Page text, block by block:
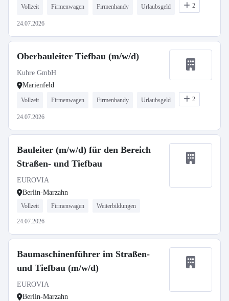
Vollzeit Firmenwagen Firmenhandy Urlaubsgeld 2
24.07.2026
Oberbauleiter Tiefbau (m/w/d)
Kuhre GmbH
Marienfeld
Vollzeit Firmenwagen Firmenhandy Urlaubsgeld 2
24.07.2026
Bauleiter (m/w/d) für den Bereich
Straßen- und Tiefbau
EUROVIA
Berlin-Marzahn
Vollzeit Firmenwagen Weiterbildungen
24.07.2026
Baumaschinenführer im Straßen-
und Tiefbau (m/w/d)
EUROVIA
Berlin-Marzahn